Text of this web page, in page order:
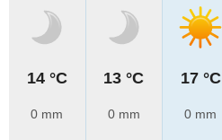
14 °C
0 mm
13 °C
0 mm
17 °C
0 mm